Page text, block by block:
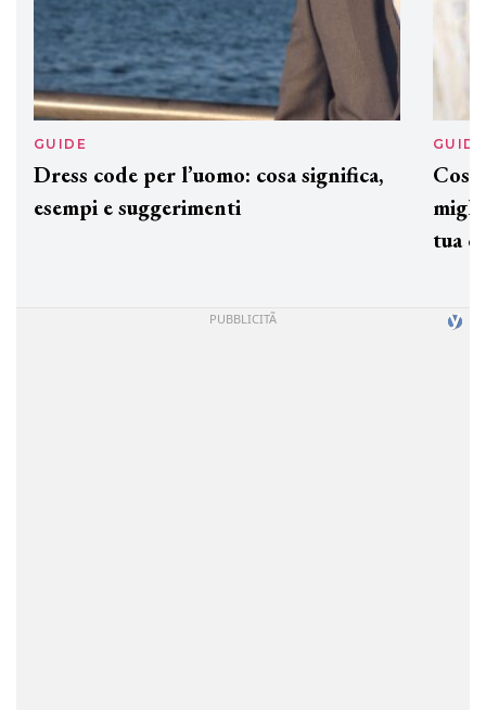
GUIDE
Dress code per l’uomo: cosa significa,
esempi e suggerimenti
GUIDE
tua